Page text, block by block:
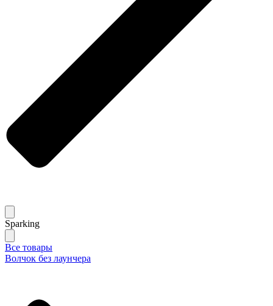
Sparking
Все товары
Волчок без лаунчера